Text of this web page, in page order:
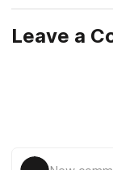
Leave a